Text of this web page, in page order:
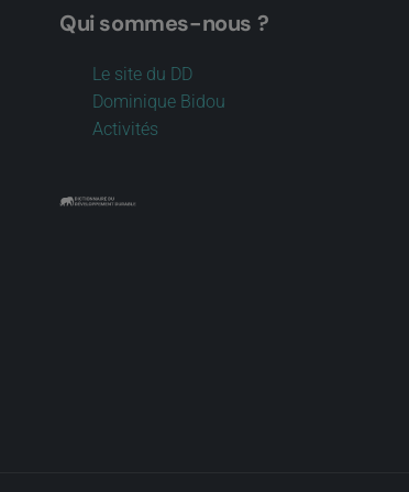
Qui sommes-nous ?
Le site du DD
Dominique Bidou
Activités